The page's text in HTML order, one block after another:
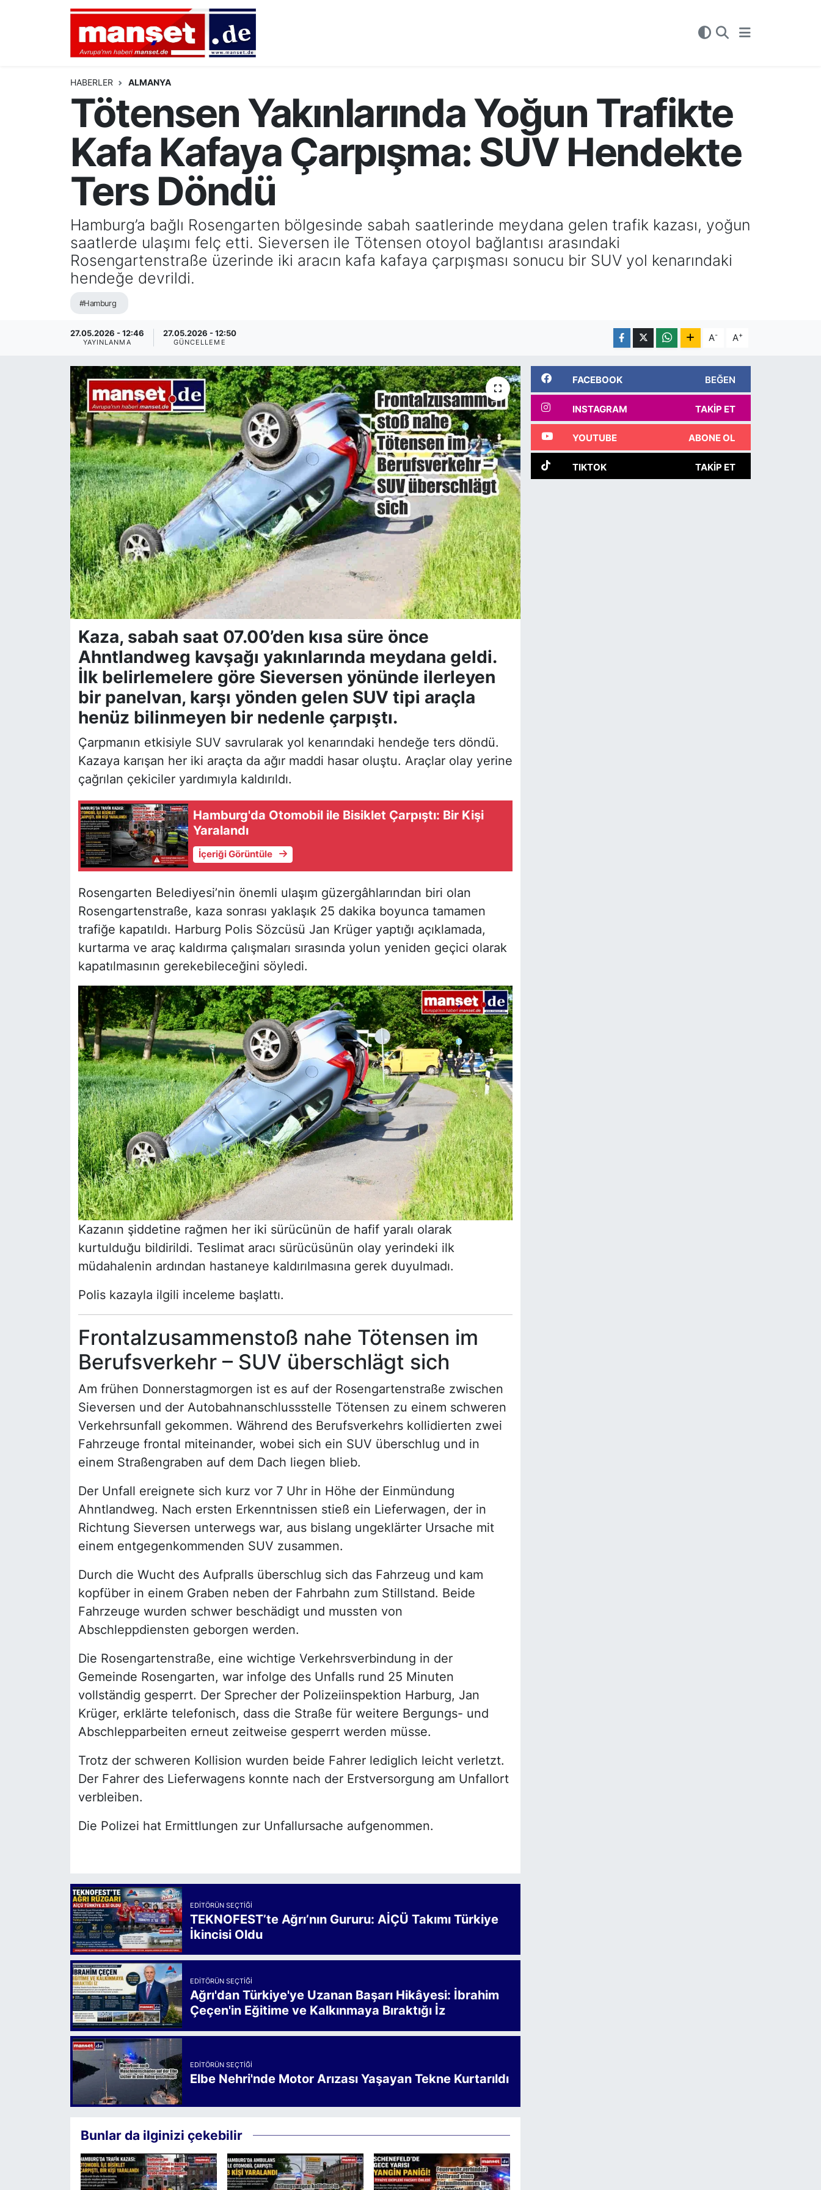
HABERLER ALMANYA
Tötensen Yakınlarında Yoğun Trafikte
Kafa Kafaya Çarpışma: SUV Hendekte
Ters Döndü
Hamburg’a bağlı Rosengarten bölgesinde sabah saatlerinde meydana gelen trafik kazası, yoğun
saatlerde ulaşımı felç etti. Sieversen ile Tötensen otoyol bağlantısı arasındaki
Rosengartenstraße üzerinde iki aracın kafa kafaya çarpışması sonucu bir SUV yol kenarındaki
hendeğe devrildi.
#Hamburg
27.05.2026 - 12:46
YAYINLANMA
27.05.2026 - 12:50
GÜNCELLEME A- A+
Kaza, sabah saat 07.00’den kısa süre önce
Ahntlandweg kavşağı yakınlarında meydana geldi.
İlk belirlemelere göre Sieversen yönünde ilerleyen
bir panelvan, karşı yönden gelen SUV tipi araçla
henüz bilinmeyen bir nedenle çarpıştı.
Çarpmanın etkisiyle SUV savrularak yol kenarındaki hendeğe ters döndü.
Kazaya karışan her iki araçta da ağır maddi hasar oluştu. Araçlar olay yerine
çağrılan çekiciler yardımıyla kaldırıldı.
Hamburg'da Otomobil ile Bisiklet Çarpıştı: Bir Kişi
Yaralandı
İçeriği Görüntüle
Rosengarten Belediyesi’nin önemli ulaşım güzergâhlarından biri olan
Rosengartenstraße, kaza sonrası yaklaşık 25 dakika boyunca tamamen
trafiğe kapatıldı. Harburg Polis Sözcüsü Jan Krüger yaptığı açıklamada,
kurtarma ve araç kaldırma çalışmaları sırasında yolun yeniden geçici olarak
kapatılmasının gerekebileceğini söyledi.
Kazanın şiddetine rağmen her iki sürücünün de hafif yaralı olarak
kurtulduğu bildirildi. Teslimat aracı sürücüsünün olay yerindeki ilk
müdahalenin ardından hastaneye kaldırılmasına gerek duyulmadı.
Polis kazayla ilgili inceleme başlattı.
Frontalzusammenstoß nahe Tötensen im
Berufsverkehr – SUV überschlägt sich
Am frühen Donnerstagmorgen ist es auf der Rosengartenstraße zwischen
Sieversen und der Autobahnanschlussstelle Tötensen zu einem schweren
Verkehrsunfall gekommen. Während des Berufsverkehrs kollidierten zwei
Fahrzeuge frontal miteinander, wobei sich ein SUV überschlug und in
einem Straßengraben auf dem Dach liegen blieb.
Der Unfall ereignete sich kurz vor 7 Uhr in Höhe der Einmündung
Ahntlandweg. Nach ersten Erkenntnissen stieß ein Lieferwagen, der in
Richtung Sieversen unterwegs war, aus bislang ungeklärter Ursache mit
einem entgegenkommenden SUV zusammen.
Durch die Wucht des Aufpralls überschlug sich das Fahrzeug und kam
kopfüber in einem Graben neben der Fahrbahn zum Stillstand. Beide
Fahrzeuge wurden schwer beschädigt und mussten von
Abschleppdiensten geborgen werden.
Die Rosengartenstraße, eine wichtige Verkehrsverbindung in der
Gemeinde Rosengarten, war infolge des Unfalls rund 25 Minuten
vollständig gesperrt. Der Sprecher der Polizeiinspektion Harburg, Jan
Krüger, erklärte telefonisch, dass die Straße für weitere Bergungs- und
Abschlepparbeiten erneut zeitweise gesperrt werden müsse.
Trotz der schweren Kollision wurden beide Fahrer lediglich leicht verletzt.
Der Fahrer des Lieferwagens konnte nach der Erstversorgung am Unfallort
verbleiben.
Die Polizei hat Ermittlungen zur Unfallursache aufgenommen.
EDITÖRÜN SEÇTIĞI
TEKNOFEST’te Ağrı’nın Gururu: AİÇÜ Takımı Türkiye
İkincisi Oldu
EDITÖRÜN SEÇTIĞI
Ağrı'dan Türkiye'ye Uzanan Başarı Hikâyesi: İbrahim
Çeçen'in Eğitime ve Kalkınmaya Bıraktığı İz
EDITÖRÜN SEÇTIĞI
Elbe Nehri'nde Motor Arızası Yaşayan Tekne Kurtarıldı
Bunlar da ilginizi çekebilir
FACEBOOK BEĞEN
INSTAGRAM TAKIP ET
YOUTUBE ABONE OL
TIKTOK TAKIP ET
AVRUPA
TÜRKİYE
DEUTSCH
EKONOMİ
SAĞLIK
Nöbetçi Eczaneler
Hava Durumu
Namaz Vakitleri
Trafik Durumu
Tüm Manşetler
Son Dakika Haberleri
Haber Arşivi